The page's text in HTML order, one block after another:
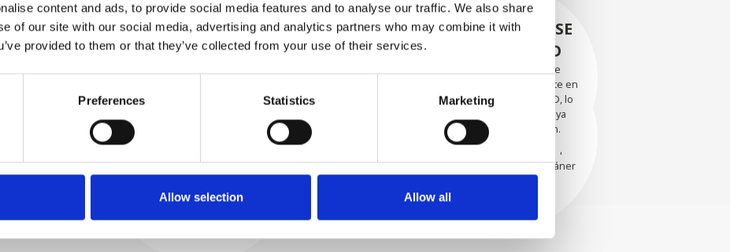
content and ads, to provide social media features and to analyse our traffic. We also share
of our site with our social media, advertising and analytics partners who may combine it with
provided to them or that they’ve collected from your use of their services.
Preferences Statistics Marketing
Allow selection Allow all
Proceso y
control de calidad
Comenzamos por seleccionar
cuidadosamente escáneres de
imágenes de alta calidad
EVALUACIÓN
EXHAUSTIVA
Nuestros técnicos
experimentados evalúan
cuidadosamente cada escáner
y sus componentes.
RECUPERÁNDOSE
CON CUIDADO
Las piezas utilizables se
recuperan meticulosamente en
un entorno seguro de ESD, lo
que garantiza que no haya
daños ni contaminación.
INTERNAMENTE
Todas las piezas se prueban
rigurosamente en nuestras
garantizar que la funcionalidad
las especificaciones OEM